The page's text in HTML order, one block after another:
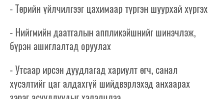
- Төрийн үйлчилгээг цахимаар түргэн шуурхай хүргэх
- Нийгмийн даатгалын аппликэйшнийг шинэчлэж,
бүрэн ашиглалтад оруулах
- Утсаар ирсэн дуудлагад хариулт өгч, санал
хүсэлтийг цаг алдахгүй шийдвэрлэхэд анхаарах